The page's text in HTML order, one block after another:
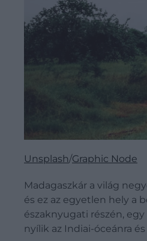
Unsplash/Graphic Node
Madagaszkár a világ
és ez az egyetlen hely a
északnyugati részén,
nyílik az Indiai-óceánra